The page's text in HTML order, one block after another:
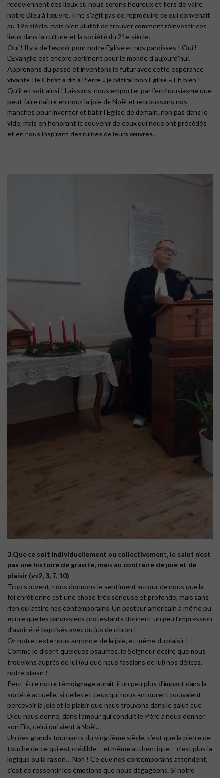
redeviennent des lieux où nous serons heureux et fiers de voire
notre Dieu à l’œuvre. Il ne s’agit pas de reproduire ce qui convenait
au 19e siècle, mais bien plutôt de trouver comment réinvestir ces
lieux dans la culture et la société du 21e siècle.
Oui ! Il y a de l’espoir pour notre Eglise et nos paroisses ! Oui !
L’Evangile est encore pertinent pour le monde d’aujourd’hui.
Apprenons du passé et inventons le futur avec cette espérance
vivante : le Christ a dit à Pierre « je bâtirai mon Eglise ». Eh bien !
Qu’il en soit ainsi ! Laissons-nous emporter par l’enthousiasme que
peut faire naître en nous la joie de Noël et retroussons nos
manches pour inventer et bâtir l’Eglise de demain, non pas dans le
vide, mais en honorant le souvenir de ceux qui nous ont précédés
et en nous inspirant des ruines de leurs œuvres.
3.Que ce soit individuellement ou collectivement, le salut n’est
pas une histoire de gravité, mais au contraire de joie et de
plaisir (vv2, 3, 7, 10)
Trop souvent, nous donnons le sentiment autour de nous que la
foi chrétienne est une chose très sérieuse et profonde, mais sans
rien qui attire nos contemporains. Un pasteur américain a même pu
écrire que les paroissiens protestants donnent un peu l’impression
d’avoir été baptisés avec du jus de citron !
Or notre texte nous annonce de la joie, et même du plaisir !
Comme le disent quelques psaumes, le Seigneur désire que nous
trouvions auprès de lui (ou que nous fassions de lui) nos délices,
notre plaisir !
Peut-être notre témoignage aurait-il un peu plus d’impact dans la
société actuelle, si celles et ceux qui nous entourent pouvaient
percevoir la joie et le plaisir que nous trouvons dans le salut que
Dieu nous donne, dans l’amour qui conduit le Père à nous donner
son Fils, celui qui vient à Noël…
Un des grands tournants du vingtième siècle, c’est que la pierre de
touche de ce qui est crédible – et même authentique – n’est plus la
logique ou la raison… Non ! Ce que nos contemporains attendent,
c’est de ressentir les émotions que nous dégageons. Si notre